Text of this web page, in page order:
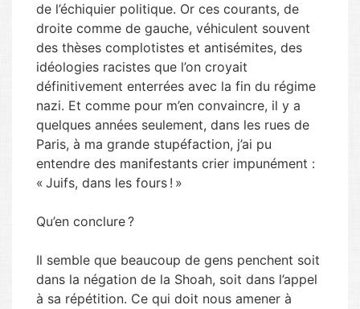
de l’échiquier politique. Or ces courants, de
droite comme de gauche, véhiculent souvent
des thèses complotistes et antisémites, des
idéologies racistes que l’on croyait
définitivement enterrées avec la fin du régime
nazi. Et comme pour m’en convaincre, il y a
quelques années seulement, dans les rues de
Paris, à ma grande stupéfaction, j’ai pu
entendre des manifestants crier impunément :
« Juifs, dans les fours ! »
Qu’en conclure ?
Il semble que beaucoup de gens penchent soit
dans la négation de la Shoah, soit dans l’appel
à sa répétition. Ce qui doit nous amener à